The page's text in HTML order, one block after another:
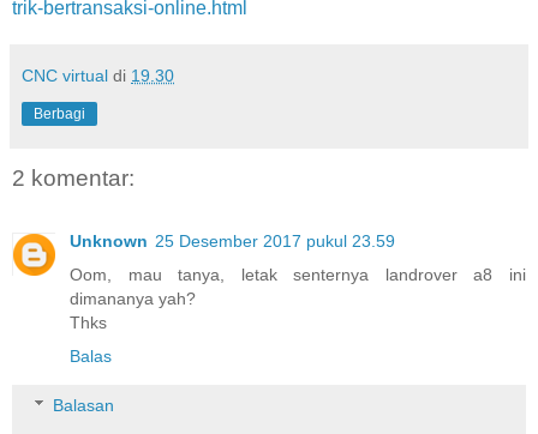
trik-bertransaksi-online.html
CNC virtual di 19.30
Berbagi
2 komentar:
Unknown 25 Desember 2017 pukul 23.59
Oom, mau tanya, letak senternya landrover a8 ini
dimananya yah?
Thks
Balas
Balasan